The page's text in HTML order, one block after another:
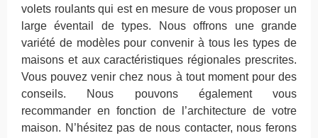
volets roulants qui est en mesure de vous proposer un
large éventail de types. Nous offrons une grande
variété de modèles pour convenir à tous les types de
maisons et aux caractéristiques régionales prescrites.
Vous pouvez venir chez nous à tout moment pour des
conseils. Nous pouvons également vous
recommander en fonction de l’architecture de votre
maison. N’hésitez pas de nous contacter, nous ferons